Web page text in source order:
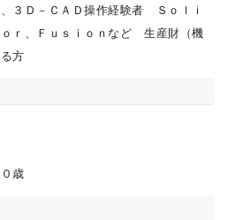
３Ｄ－ＣＡＤ操作経験者 Ｓｏｌｉ
ｒ、Ｆｕｓｉｏｎなど 生産財（機
方
歳